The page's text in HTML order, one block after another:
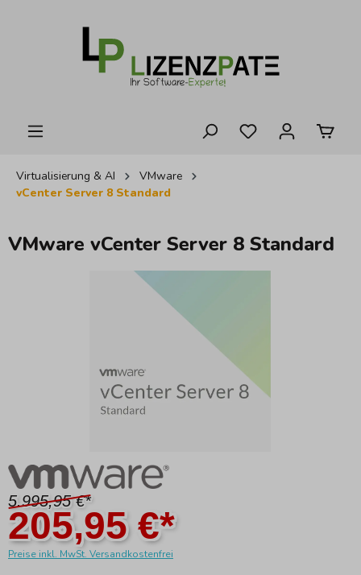
Virtualisierung & AI
VMware
vCenter Server 8 Standard
VMware vCenter Server 8 Standard
Bildergalerie überspringen
205,95 €*
5.995,95 €*
Preise inkl. MwSt. Versandkostenfrei